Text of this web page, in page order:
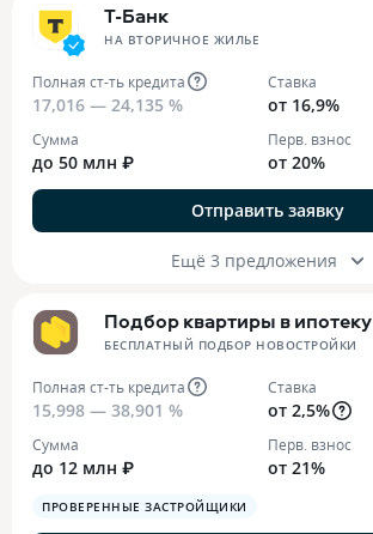
Т-Банк
НА ВТОРИЧНОЕ ЖИЛЬЕ
Полная ст-ть кредита
17,016 — 24,135 %
Ставка
от 16,9%
Сумма
до 50 млн ₽
Перв. взнос
от 20%
Отправить заявку
Ещё 3 предложения
Подбор квартиры в ипотеку
БЕСПЛАТНЫЙ ПОДБОР НОВОСТРОЙКИ
Полная ст-ть кредита
15,998 — 38,901 %
Ставка
от 2,5%
Сумма
до 12 млн ₽
Перв. взнос
от 21%
ПРОВЕРЕННЫЕ ЗАСТРОЙЩИКИ